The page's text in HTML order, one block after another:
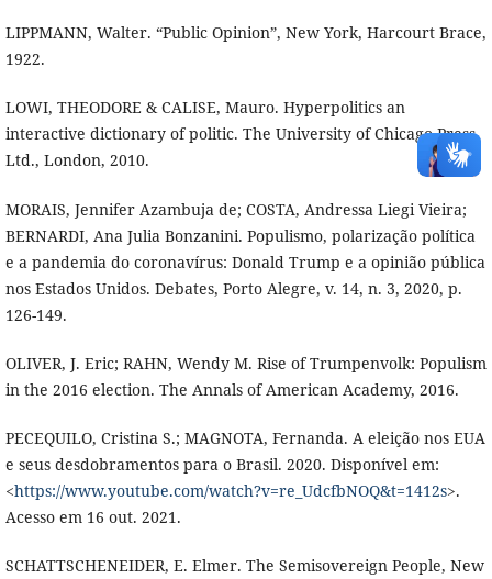
LIPPMANN, Walter. “Public Opinion”, New York, Harcourt Brace,
1922.
LOWI, THEODORE & CALISE, Mauro. Hyperpolitics an
interactive dictionary of politic. The University of Chicago Press,
Ltd., London, 2010.
MORAIS, Jennifer Azambuja de; COSTA, Andressa Liegi Vieira;
BERNARDI, Ana Julia Bonzanini. Populismo, polarização política
e a pandemia do coronavírus: Donald Trump e a opinião pública
nos Estados Unidos. Debates, Porto Alegre, v. 14, n. 3, 2020, p.
126-149.
OLIVER, J. Eric; RAHN, Wendy M. Rise of Trumpenvolk: Populism
in the 2016 election. The Annals of American Academy, 2016.
PECEQUILO, Cristina S.; MAGNOTA, Fernanda. A eleição nos EUA
e seus desdobramentos para o Brasil. 2020. Disponível em:
<https://www.youtube.com/watch?v=re_UdcfbNOQ&t=1412s>.
Acesso em 16 out. 2021.
SCHATTSCHENEIDER, E. Elmer. The Semisovereign People, New